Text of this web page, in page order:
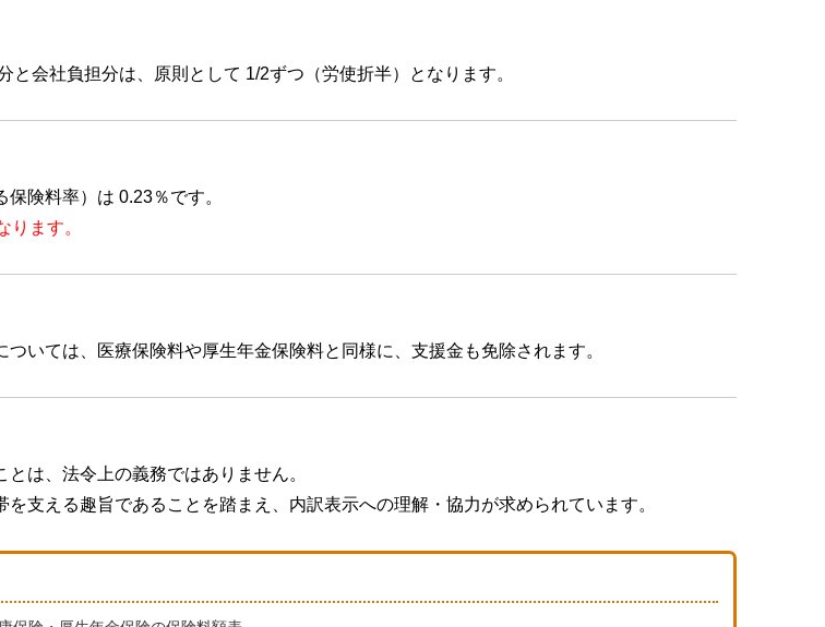
と会社負担分は、原則として 1/2ずつ（労使折半）となります。
険料率）は 0.23％です。
ります。
いては、医療保険料や厚生年金保険料と同様に、支援金も免除されます。
は、法令上の義務ではありません。
支える趣旨であることを踏まえ、内訳表示への理解・協力が求められています。